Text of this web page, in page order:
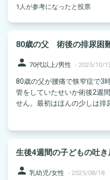
1人が参考になったと投票
80歳の父 術後の排尿困
person 70代以上/男性 - 2025/10/
80歳の父が腰痛で狭窄症で3
管をしていたせいか術後2週
せん。最初はほんの少しは排
生後4週間の子どもの吐
person 乳幼児/女性 - 2025/08/18